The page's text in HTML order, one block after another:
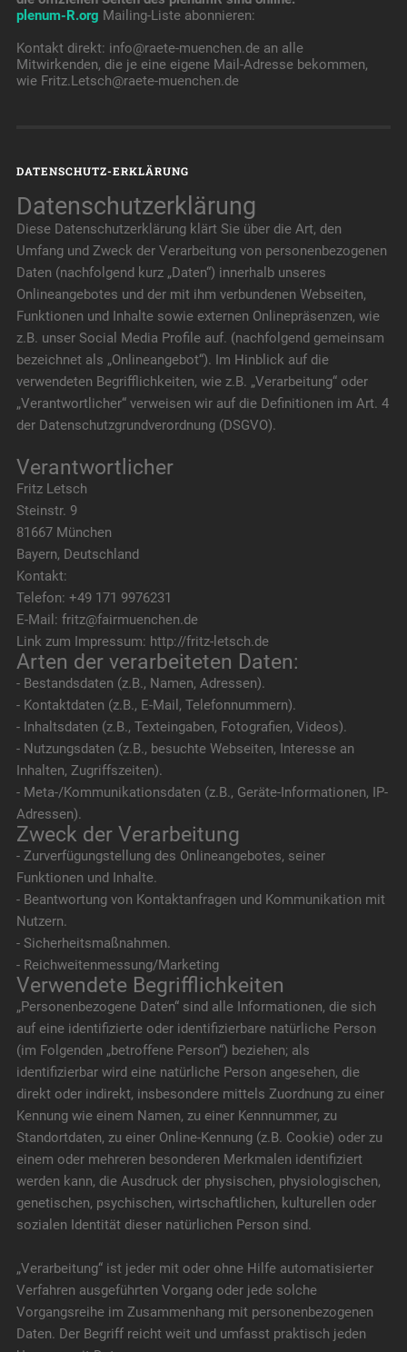
plenum-R.org Mailing-Liste abonnieren:
Kontakt direkt: info@raete-muenchen.de an alle
Mitwirkenden, die je eine eigene Mail-Adresse bekommen,
wie Fritz.Letsch@raete-muenchen.de
DATENSCHUTZ-ERKLÄRUNG
Datenschutzerklärung
Diese Datenschutzerklärung klärt Sie über die Art, den
Umfang und Zweck der Verarbeitung von personenbezogenen
Daten (nachfolgend kurz „Daten“) innerhalb unseres
Onlineangebotes und der mit ihm verbundenen Webseiten,
Funktionen und Inhalte sowie externen Onlinepräsenzen, wie
z.B. unser Social Media Profile auf. (nachfolgend gemeinsam
bezeichnet als „Onlineangebot“). Im Hinblick auf die
verwendeten Begrifflichkeiten, wie z.B. „Verarbeitung“ oder
„Verantwortlicher“ verweisen wir auf die Definitionen im Art. 4
der Datenschutzgrundverordnung (DSGVO).
Verantwortlicher
Fritz Letsch
Steinstr. 9
81667 München
Bayern, Deutschland
Kontakt:
Telefon: +49 171 9976231
E-Mail: fritz@fairmuenchen.de
Link zum Impressum: http://fritz-letsch.de
Arten der verarbeiteten Daten:
- Bestandsdaten (z.B., Namen, Adressen).
- Kontaktdaten (z.B., E-Mail, Telefonnummern).
- Inhaltsdaten (z.B., Texteingaben, Fotografien, Videos).
- Nutzungsdaten (z.B., besuchte Webseiten, Interesse an
Inhalten, Zugriffszeiten).
- Meta-/Kommunikationsdaten (z.B., Geräte-Informationen, IP-
Adressen).
Zweck der Verarbeitung
- Zurverfügungstellung des Onlineangebotes, seiner
Funktionen und Inhalte.
- Beantwortung von Kontaktanfragen und Kommunikation mit
Nutzern.
- Sicherheitsmaßnahmen.
- Reichweitenmessung/Marketing
Verwendete Begrifflichkeiten
„Personenbezogene Daten“ sind alle Informationen, die sich
auf eine identifizierte oder identifizierbare natürliche Person
(im Folgenden „betroffene Person“) beziehen; als
identifizierbar wird eine natürliche Person angesehen, die
direkt oder indirekt, insbesondere mittels Zuordnung zu einer
Kennung wie einem Namen, zu einer Kennnummer, zu
Standortdaten, zu einer Online-Kennung (z.B. Cookie) oder zu
einem oder mehreren besonderen Merkmalen identifiziert
werden kann, die Ausdruck der physischen, physiologischen,
genetischen, psychischen, wirtschaftlichen, kulturellen oder
sozialen Identität dieser natürlichen Person sind.
„Verarbeitung“ ist jeder mit oder ohne Hilfe automatisierter
Verfahren ausgeführten Vorgang oder jede solche
Vorgangsreihe im Zusammenhang mit personenbezogenen
Daten. Der Begriff reicht weit und umfasst praktisch jeden